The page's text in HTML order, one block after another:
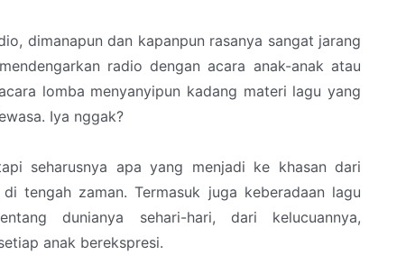
dimanapun dan kapanpun rasanya sangat jarang
radio dengan acara anak-anak atau
lomba menyanyipun kadang materi lagu yang
Iya nggak?
seharusnya apa yang menjadi ke khasan dari
tengah zaman. Termasuk juga keberadaan lagu
dunianya sehari-hari, dari kelucuannya,
anak berekspresi.